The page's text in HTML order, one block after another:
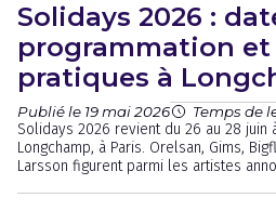
Solidays 2026 :
programmation
pratiques à
Publié le 19 mai 2026 Temps de
Solidays 2026 revient du 26 au 28 juin
Longchamp, à Paris. Orelsan, Gims,
Larsson figurent parmi les artistes